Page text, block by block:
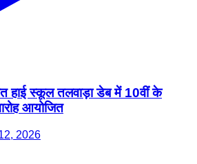
हाई स्कूल तलवाड़ा डेब में 10वीं के
आयोजित
2026